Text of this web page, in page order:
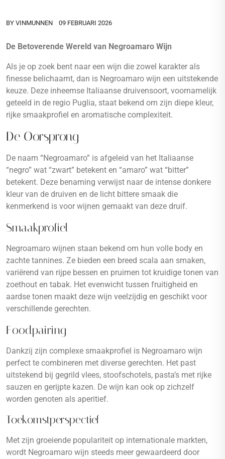
BY VINMUNNEN 09 FEBRUARI 2026
De Betoverende Wereld van Negroamaro Wijn
Als je op zoek bent naar een wijn die zowel karakter als
finesse belichaamt, dan is Negroamaro wijn een uitstekende
keuze. Deze inheemse Italiaanse druivensoort, voornamelijk
geteeld in de regio Puglia, staat bekend om zijn diepe kleur,
rijke smaakprofiel en aromatische complexiteit.
De Oorsprong
De naam “Negroamaro” is afgeleid van het Italiaanse
“negro” wat “zwart” betekent en “amaro” wat “bitter”
betekent. Deze benaming verwijst naar de intense donkere
kleur van de druiven en de licht bittere smaak die
kenmerkend is voor wijnen gemaakt van deze druif.
Smaakprofiel
Negroamaro wijnen staan bekend om hun volle body en
zachte tannines. Ze bieden een breed scala aan smaken,
variërend van rijpe bessen en pruimen tot kruidige tonen van
zoethout en tabak. Het evenwicht tussen fruitigheid en
aardse tonen maakt deze wijn veelzijdig en geschikt voor
verschillende gerechten.
Foodpairing
Dankzij zijn complexe smaakprofiel is Negroamaro wijn
perfect te combineren met diverse gerechten. Het past
uitstekend bij gegrild vlees, stoofschotels, pasta’s met rijke
sauzen en gerijpte kazen. De wijn kan ook op zichzelf
worden genoten als aperitief.
Toekomstperspectief
Met zijn groeiende populariteit op internationale markten,
wordt Negroamaro wijn steeds meer gewaardeerd door